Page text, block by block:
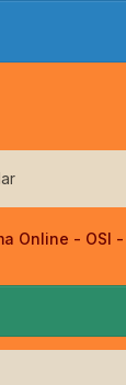
Online - OSI -